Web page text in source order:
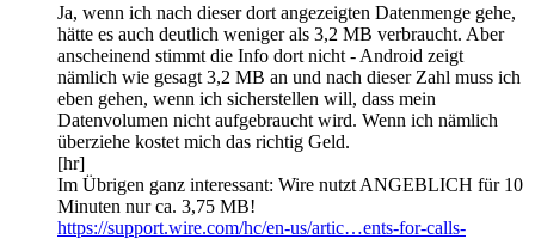
Ja, wenn ich nach dieser dort angezeigten Datenmenge gehe,
hätte es auch deutlich weniger als 3,2 MB verbraucht. Aber
anscheinend stimmt die Info dort nicht - Android zeigt
nämlich wie gesagt 3,2 MB an und nach dieser Zahl muss ich
eben gehen, wenn ich sicherstellen will, dass mein
Datenvolumen nicht aufgebraucht wird. Wenn ich nämlich
überziehe kostet mich das richtig Geld.
[hr]
Im Übrigen ganz interessant: Wire nutzt ANGEBLICH für 10
Minuten nur ca. 3,75 MB!
https://support.wire.com/hc/en-us/artic…ents-for-calls-